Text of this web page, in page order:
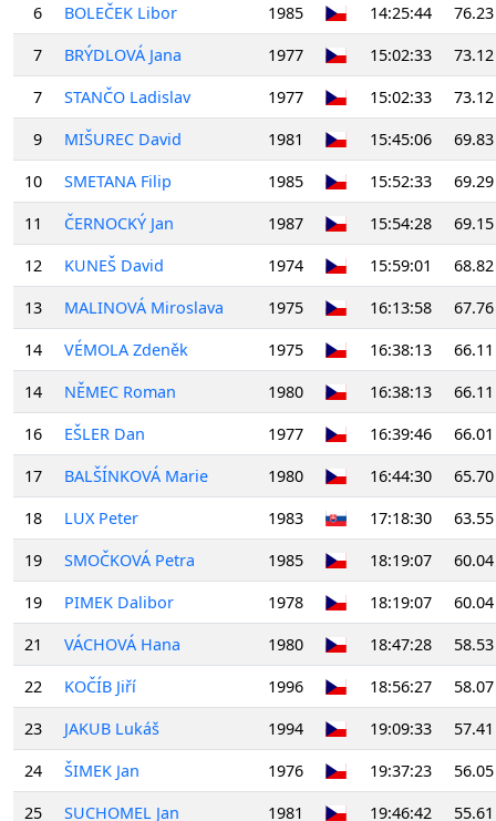
6
BOLEČEK Libor 1985 14:25:44
76.23
7
BRÝDLOVÁ Jana 1977 15:02:33
73.12
7
STANČO Ladislav 1977 15:02:33
73.12
9
MIŠUREC David 1981 15:45:06
69.83
10
SMETANA Filip 1985 15:52:33
69.29
11
ČERNOCKÝ Jan 1987 15:54:28
69.15
12
KUNEŠ David 1974 15:59:01
68.82
13
MALINOVÁ Miroslava 1975 16:13:58
67.76
14
VÉMOLA Zdeněk 1975 16:38:13
66.11
14
NĚMEC Roman 1980 16:38:13
66.11
16
EŠLER Dan 1977 16:39:46
66.01
17
BALŠÍNKOVÁ Marie 1980 16:44:30
65.70
18
LUX Peter 1983 17:18:30
63.55
19
SMOČKOVÁ Petra 1985 18:19:07
60.04
19
PIMEK Dalibor 1978 18:19:07
60.04
21
VÁCHOVÁ Hana 1980 18:47:28
58.53
22
KOČÍB Jiří 1996 18:56:27
58.07
23
JAKUB Lukáš 1994 19:09:33
57.41
24
ŠIMEK Jan 1976 19:37:23
56.05
25
SUCHOMEL Jan 1981 19:46:42
55.61